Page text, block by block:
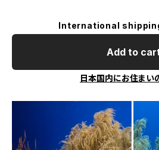
International
Add to
日本国内にお住まい